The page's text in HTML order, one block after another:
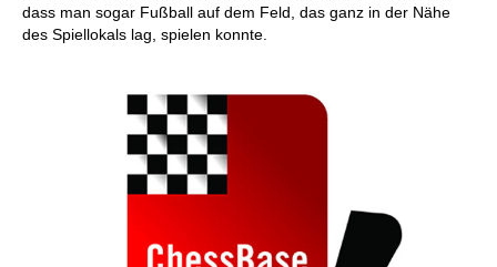
dass man sogar Fußball auf dem Feld, das ganz in der Nähe
des Spiellokals lag, spielen konnte.